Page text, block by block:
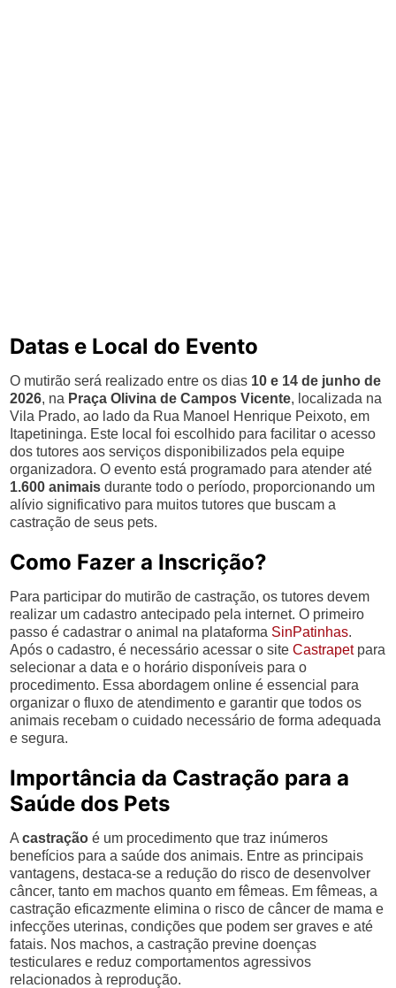
Datas e Local do Evento
O mutirão será realizado entre os dias 10 e 14 de junho de
2026, na Praça Olivina de Campos Vicente, localizada na
Vila Prado, ao lado da Rua Manoel Henrique Peixoto, em
Itapetininga. Este local foi escolhido para facilitar o acesso
dos tutores aos serviços disponibilizados pela equipe
organizadora. O evento está programado para atender até
1.600 animais durante todo o período, proporcionando um
alívio significativo para muitos tutores que buscam a
castração de seus pets.
Como Fazer a Inscrição?
Para participar do mutirão de castração, os tutores devem
realizar um cadastro antecipado pela internet. O primeiro
passo é cadastrar o animal na plataforma SinPatinhas.
Após o cadastro, é necessário acessar o siteCastrapetpara
selecionar a data e o horário disponíveis para o
procedimento. Essa abordagem online é essencial para
organizar o fluxo de atendimento e garantir que todos os
animais recebam o cuidado necessário de forma adequada
e segura.
Importância da Castração para a
Saúde dos Pets
Acastração é um procedimento que traz inúmeros
benefícios para a saúde dos animais. Entre as principais
vantagens, destaca-se a redução do risco de desenvolver
câncer, tanto em machos quanto em fêmeas. Em fêmeas, a
castração eficazmente elimina o risco de câncer de mama e
infecções uterinas, condições que podem ser graves e até
fatais. Nos machos, a castração previne doenças
testiculares e reduz comportamentos agressivos
relacionados à reprodução.